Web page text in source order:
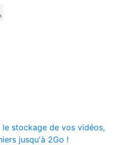
le stockage de vos vidéos,
jusqu'à 2Go !